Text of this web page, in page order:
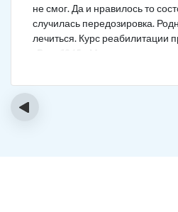
не смог. Да и нравилось то
случилась передозировка.
лечиться. Курс реабилитации
«Рехаб365». Много месяцев
‹